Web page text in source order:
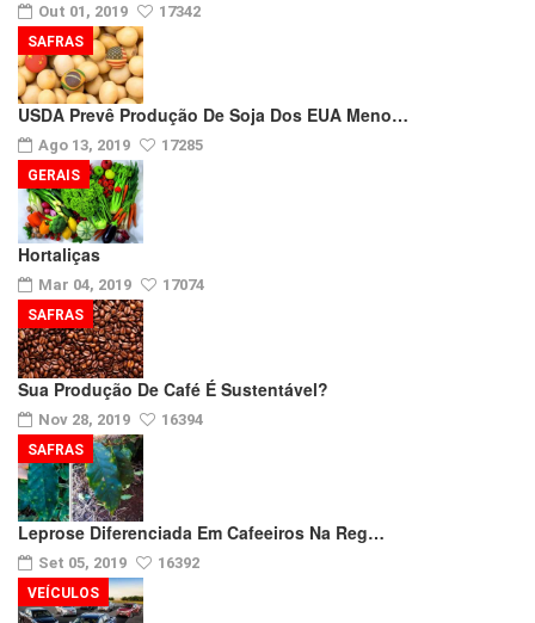
Out 01, 2019 17342
USDA Prevê Produção De Soja Dos EUA Meno…
Ago 13, 2019 17285
SAFRAS
Hortaliças
Mar 04, 2019 17074
GERAIS
Sua Produção De Café É Sustentável?
Nov 28, 2019 16394
SAFRAS
Leprose Diferenciada Em Cafeeiros Na Reg…
Set 05, 2019 16392
SAFRAS
VEÍCULOS